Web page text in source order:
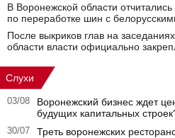
В Воронежской области
по переработке шин с
После выкриков глав на
области власти официально
Слухи
03/08
Воронежский бизнес ждет
будущих капитальных
30/07 Треть воронежских